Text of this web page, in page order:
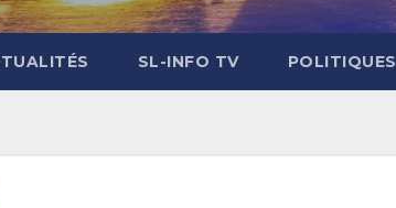
SL-INFO TV POLITIQUES